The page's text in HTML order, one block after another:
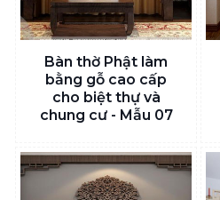
Bàn thờ Phật làm
bằng gỗ cao cấp
cho biệt thự và
chung cư - Mẫu 07